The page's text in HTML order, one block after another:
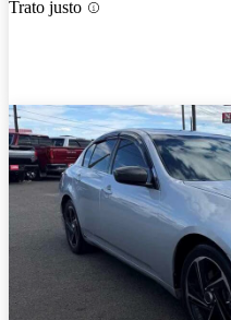
Trato justo